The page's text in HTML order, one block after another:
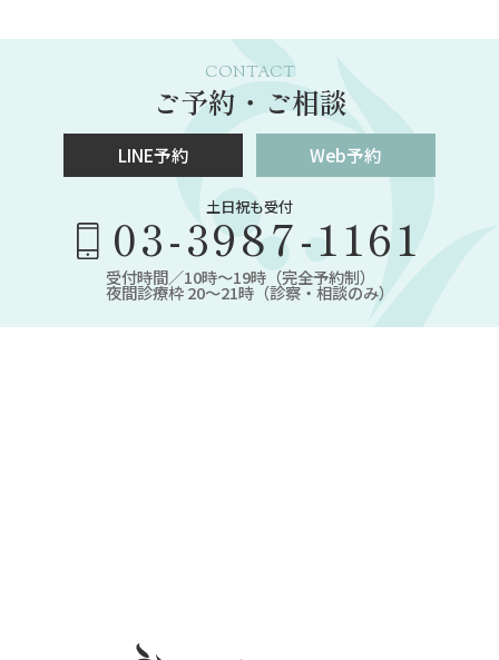
CONTACT
ご予約・ご相談
LINE予約 Web予約
土日祝も受付
03-3987-1161
受付時間／10時～19時（完全予約制）
夜間診療枠 20～21時（診察・相談のみ）